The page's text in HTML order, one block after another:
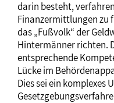
darin besteht,
Finanzermittlungen zu
das „Fußvolk“ der
Hintermänner richten.
entsprechende
Lücke im
Dies sei ein komplexes